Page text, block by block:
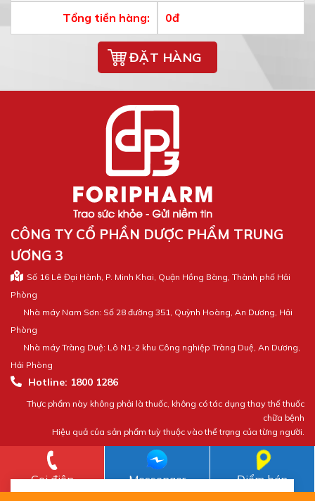
Tổng tiền hàng: 0đ
CÔNG TY CỔ PHẦN DƯỢC PHẨM TRUNG
ƯƠNG 3
Số 16 Lê Đại Hành, P. Minh Khai, Quận Hồng Bàng, Thành phố Hải
Phòng
Nhà máy Nam Sơn: Số 28 đường 351, Quỳnh Hoàng, An Dương, Hải
Phòng
Nhà máy Tràng Duệ: Lô N1-2 khu Công nghiệp Tràng Duệ, An Dương,
Hải Phòng
Hotline: 1800 1286
Thực phẩm này không phải là thuốc, không có tác dụng thay thế thuốc
chữa bệnh
Hiệu quả của sản phẩm tuỳ thuộc vào thể trạng của từng người.
Chính sách bảo mật thông tin
Gọi điện Messenger Điểm bán